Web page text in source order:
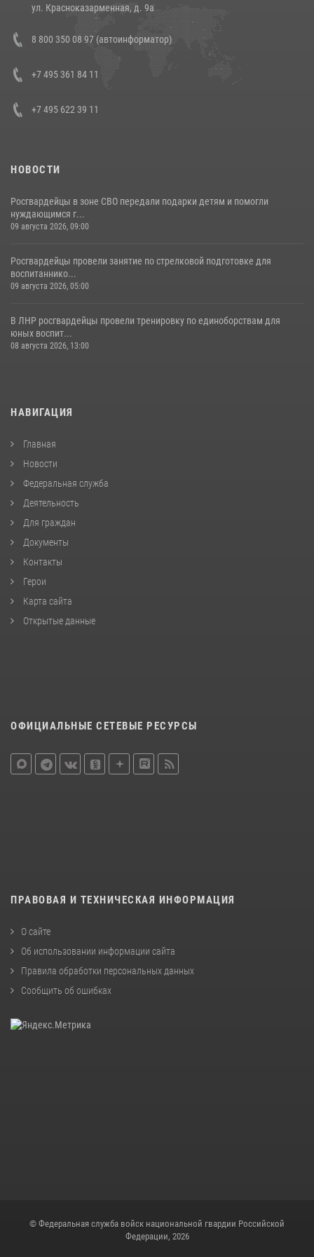
Состоялась рабочая встреча директора Росгвардии Героя России
генерала армии Виктора Золотова с заместителем полномочного
представителя Президента Российской Федерации в Северо-
Кавказском федеральном округе Виталием Кузнецовым
ул. Красноказарменная, д. 9а
8 800 350 08 97 (автоинформатор)
+7 495 361 84 11
+7 495 622 39 11
НОВОСТИ
Росгвардейцы в зоне СВО передали подарки детям и помогли
нуждающимся г...
09 августа 2026, 09:00
Росгвардейцы провели занятие по стрелковой подготовке для
воспитаннико...
09 августа 2026, 05:00
В ЛНР росгвардейцы провели тренировку по единоборствам для
юных воспит...
08 августа 2026, 13:00
НАВИГАЦИЯ
Главная
Новости
Федеральная служба
Деятельность
Для граждан
Документы
Контакты
Герои
Карта сайта
Открытые данные
ОФИЦИАЛЬНЫЕ СЕТЕВЫЕ РЕСУРСЫ
ПРАВОВАЯ И ТЕХНИЧЕСКАЯ ИНФОРМАЦИЯ
О сайте
Об использовании информации сайта
Правила обработки персональных данных
Сообщить об ошибках
© Федеральная служба войск национальной гвардии Российской
Федерации, 2026